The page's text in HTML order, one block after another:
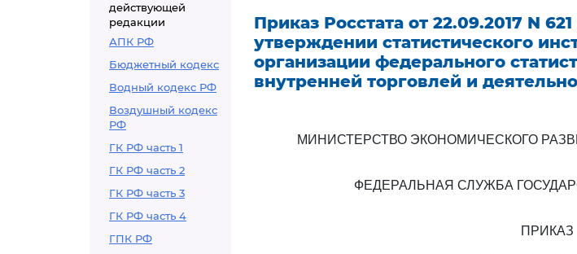
действующей
редакции
АПК РФ
Бюджетный кодекс
Водный кодекс РФ
Воздушный кодекс
РФ
ГК РФ часть 1
ГК РФ часть 2
ГК РФ часть 3
ГК РФ часть 4
ГПК РФ
Приказ Росстата от 22.09.2017 N
утверждении статистического
организации федерального
внутренней торговлей и
МИНИСТЕРСТВО ЭКОНОМИЧЕСКОГО
ФЕДЕРАЛЬНАЯ СЛУЖБА
ПРИКАЗ